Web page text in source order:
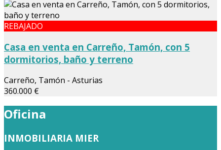
REBAJADO
Casa en venta en Carreño, Tamón, con 5
dormitorios, baño y terreno
Carreño, Tamón - Asturias
360.000 €
Oficina
INMOBILIARIA MIER